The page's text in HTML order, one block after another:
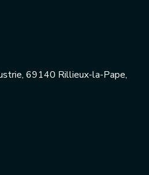
69140 Rillieux-la-Pape,